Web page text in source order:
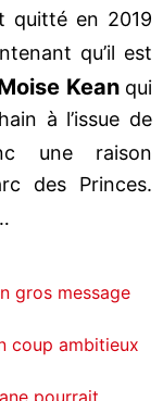
quitté en 2019
qu’il est
Keanqui
à l’issue de
une raison
des Princes.
gros message
coup ambitieux
pourrait